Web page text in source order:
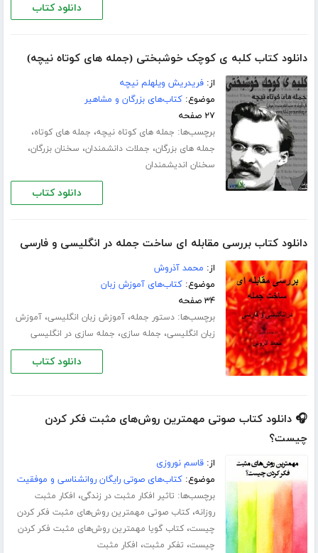
دانلود کتاب
دانلود کتاب کلبه ی کوچک خوشبختی (جمله های کوتاه نیچه)
از:فریدریش ویلهلم نیچه
موضوع:کتاب‌های بزرگان و مشاهیر
۲۷ صفحه
برچسب‌ها: جمله های کوتاه نیچه، جمله های کوتاه،
جمله های بزرگان، جملات دانشمندان، سخنان بزرگان،
سخنان اندیشمندان
دانلود کتاب
دانلود کتاب بررسی مقابله ای ساخت جمله در انگلیسی و فارسی
از: محمد آذروش
موضوع:کتاب‌های آموزش زبان
۳۴ صفحه
برچسب‌ها:دستور جمله،آموزش زبان انگلیسی،آموزش
زبان انگلیسی، جمله سازی، جمله سازی در انگلیسی
دانلود کتاب
🎧 دانلود کتاب صوتی مهمترین روش‌های مثبت فکر کردن
چیست؟
از:قاسم نوروزی
موضوع:کتاب‌های صوتی رایگان روانشناسی و موفقیت
برچسب‌ها: تاثیر افکار مثبت در زندگی، افکار مثبت
روزانه،کتاب صوتی مهمترین روش‌های مثبت فکر کردن
چیست،کتاب گویا مهمترین روش‌های مثبت فکر کردن
چیست، تفکر مثبت، افکار مثبت